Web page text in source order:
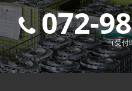
072-
（受付